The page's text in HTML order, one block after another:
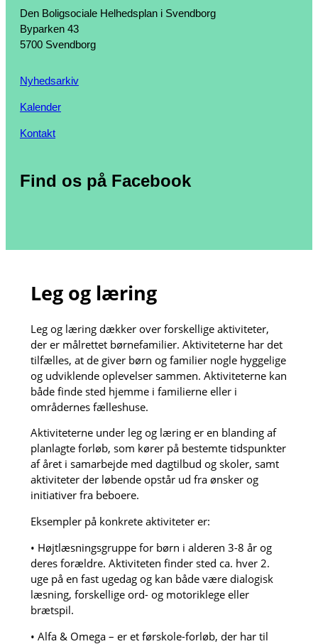
Den Boligsociale Helhedsplan i Svendborg
Byparken 43
5700 Svendborg
Nyhedsarkiv
Kalender
Kontakt
Find os på Facebook
Leg og læring
Leg og læring dækker over forskellige aktiviteter,
der er målrettet børnefamilier. Aktiviteterne har det
tilfælles, at de giver børn og familier nogle hyggelige
og udviklende oplevelser sammen. Aktiviteterne kan
både finde sted hjemme i familierne eller i
områdernes fælleshuse.
Aktiviteterne under leg og læring er en blanding af
planlagte forløb, som kører på bestemte tidspunkter
af året i samarbejde med dagtilbud og skoler, samt
aktiviteter der løbende opstår ud fra ønsker og
initiativer fra beboere.
Eksempler på konkrete aktiviteter er:
• Højtlæsningsgruppe for børn i alderen 3-8 år og
deres forældre. Aktiviteten finder sted ca. hver 2.
uge på en fast ugedag og kan både være dialogisk
læsning, forskellige ord- og motoriklege eller
brætspil.
• Alfa & Omega – er et førskole-forløb, der har til